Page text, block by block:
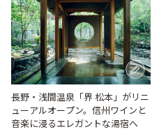
長野・浅間温泉「界 松本」がリニ
ューアルオープン。信州ワインと
音楽に浸るエレガントな湯宿へ